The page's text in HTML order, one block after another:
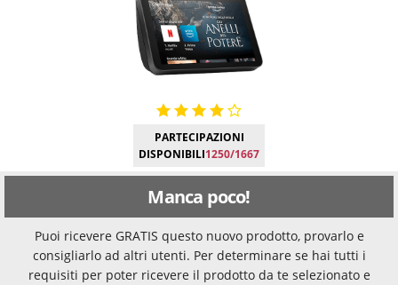
PARTECIPAZIONI
DISPONIBILI1250/1667
Manca poco!
Puoi ricevere GRATIS questo nuovo prodotto, provarlo e
consigliarlo ad altri utenti. Per determinare se hai tutti i
requisiti per poter ricevere il prodotto da te selezionato e